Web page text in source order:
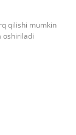
qilishi mumkin
oshiriladi